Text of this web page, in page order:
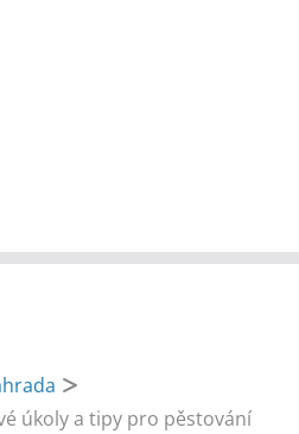
úkoly a tipy pro pěstování